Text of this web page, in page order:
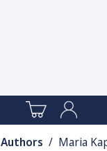
Authors / Maria